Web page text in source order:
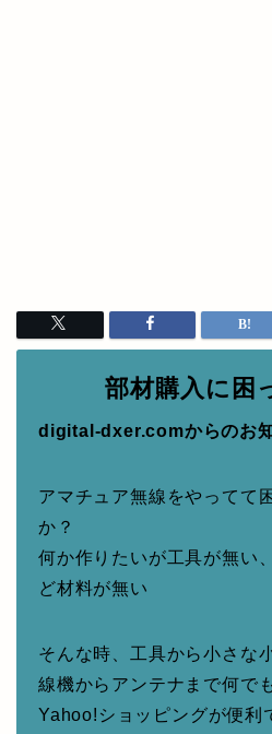
部材購入に困
digital-dxer.comからのお
アマチュア無線をやってて
か？
何か作りたいが工具が無い
ど材料が無い
そんな時、工具から小さな
線機からアンテナまで何で
Yahoo!ショッピングが便利